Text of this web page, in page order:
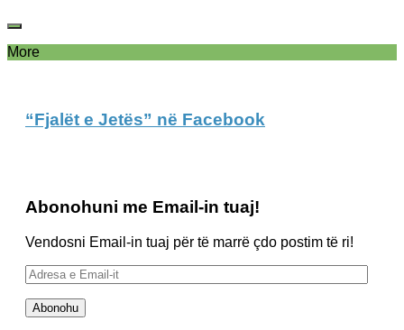
More
“Fjalët e Jetës” në Facebook
Abonohuni me Email-in tuaj!
Vendosni Email-in tuaj për të marrë çdo postim të ri!
Adresa
e
Email-
it
Abonohu